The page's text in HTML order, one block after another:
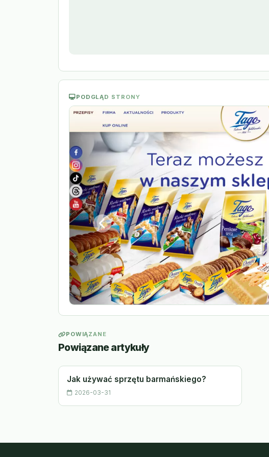
PODGLĄD STRONY
POWIĄZANE
Powiązane artykuły
Jak używać sprzętu barmańskiego?
2026-03-31